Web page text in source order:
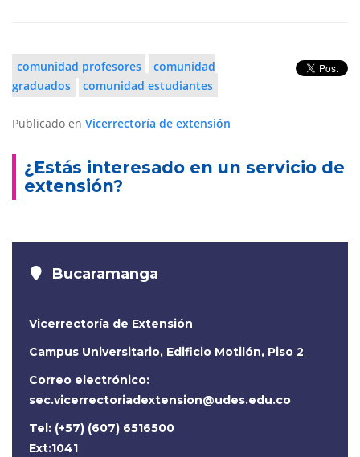
comunidad profesores
comunidad
graduados
comunidad estudiantes
Publicado en Vicerrectoría de extensión
¿Estás interesado en un servicio de
extensión?
Bucaramanga
Vicerrectoría de Extensión
Campus Universitario, Edificio Motilón, Piso 2
Correo electrónico:
sec.vicerrectoriadextension@udes.edu.co
Tel: (+57) (607) 6516500
Ext:1041